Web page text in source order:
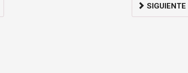
SIGUIENTE